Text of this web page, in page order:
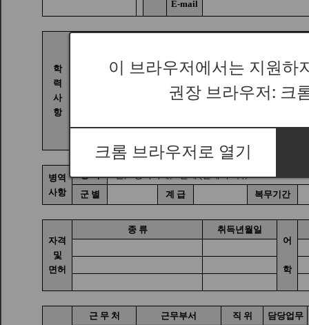
이 브라우저에서는 지원하
권장 브라우저: 크
크롬 브라우저로 열기